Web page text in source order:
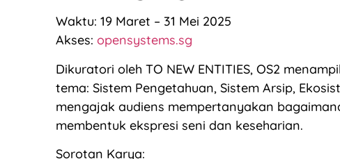
Waktu: 19 Maret – 31 Mei 2025
Akses: opensystems.sg
Dikuratori oleh TO NEW ENTITIES, OS2
tema: Sistem Pengetahuan, Sistem Arsip,
mengajak audiens mempertanyakan
membentuk ekspresi seni dan keseharian.
Sorotan Karya: